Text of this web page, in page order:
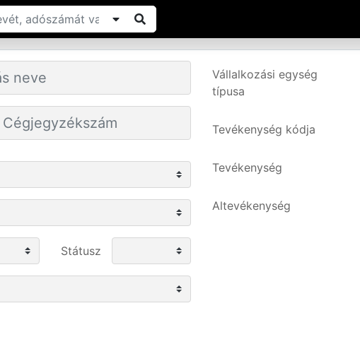
Vállalkozási egység
típusa
Tevékenység kódja
Tevékenység
Altevékenység
Státusz